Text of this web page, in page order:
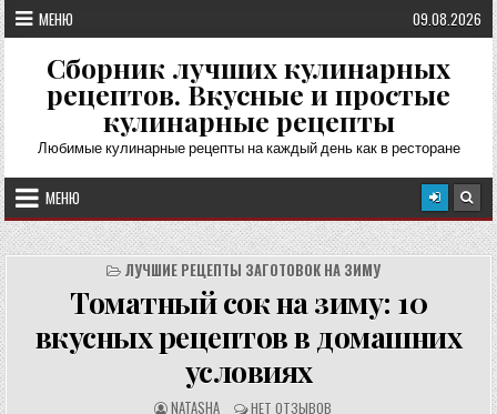
Перейти
к
содержимому
МЕНЮ 09.08.2026
Сборник лучших кулинарных
рецептов. Вкусные и простые
кулинарные рецепты
Любимые кулинарные рецепты на каждый день как в ресторане
МЕНЮ
ЛУЧШИЕ РЕЦЕПТЫ ЗАГОТОВОК НА ЗИМУ
Томатный сок на зиму: 10
вкусных рецептов в домашних
условиях
АNATASHA ОНЕТ ОТЗЫВОВ